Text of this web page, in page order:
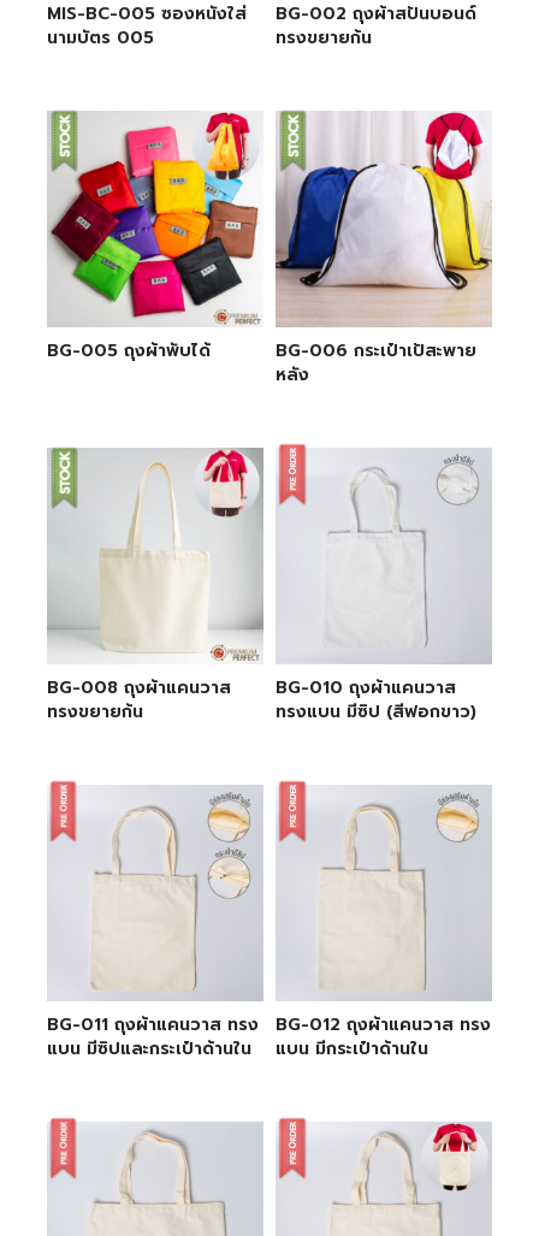
MIS-BC-005 ซองหนังใส่
นามบัตร 005
BG-002 ถุงผ้าสปันบอนด์
ทรงขยายก้น
BG-005 ถุงผ้าพับได้
BG-006 กระเป๋าเป้สะพาย
หลัง
BG-008 ถุงผ้าแคนวาส
ทรงขยายก้น
BG-010 ถุงผ้าแคนวาส
ทรงแบน มีซิป (สีฟอกขาว)
BG-011 ถุงผ้าแคนวาส ทรง
แบน มีซิปและกระเป๋าด้านใน
BG-012 ถุงผ้าแคนวาส ทรง
แบน มีกระเป๋าด้านใน